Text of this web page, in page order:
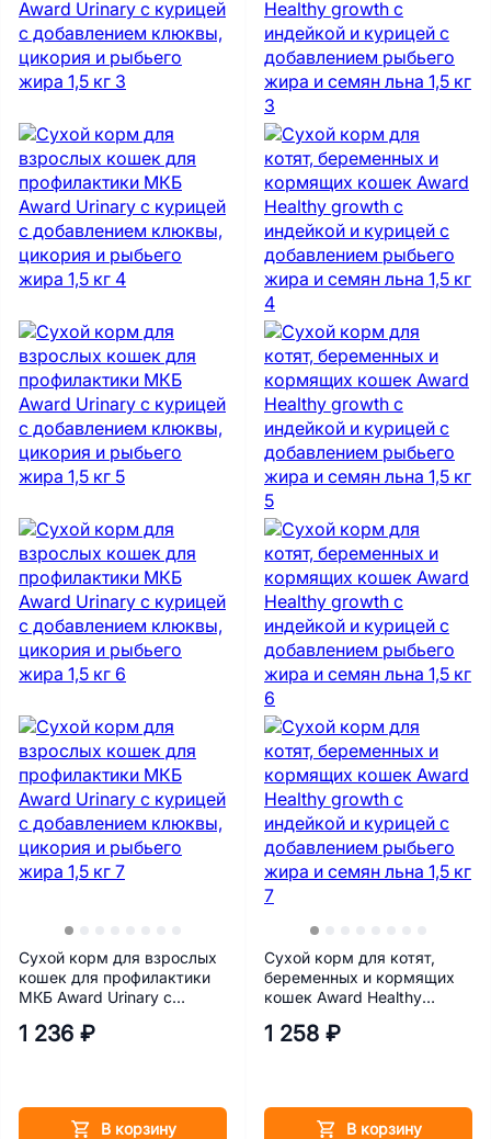
Сухой корм для взрослых
кошек для профилактики
МКБ Award Urinary с
клюквы, цикория и
1 236 ₽
В корзину
Сухой корм для котят,
беременных и кормящих
кошек Award Healthy
курицей с добавлением
1 258 ₽
В корзину